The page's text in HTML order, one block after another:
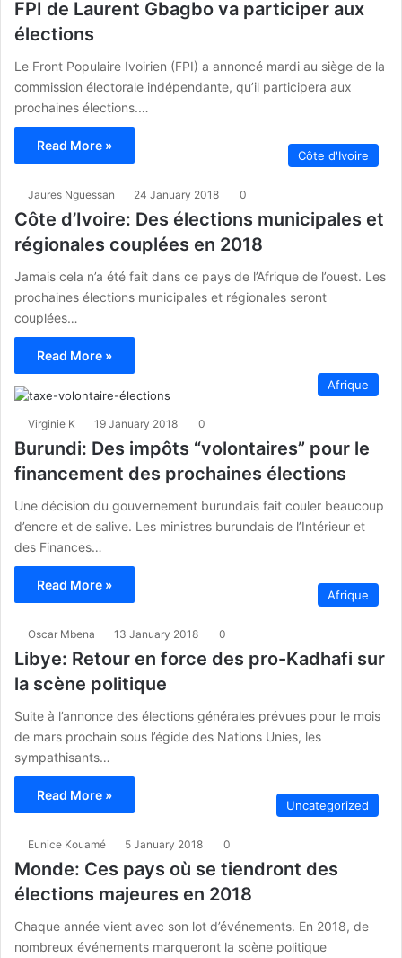
FPI de Laurent Gbagbo va participer aux
élections
Le Front Populaire Ivoirien (FPI) a annoncé mardi au siège de la
commission électorale indépendante, qu’il participera aux
prochaines élections.…
Read More »
Côte d'Ivoire
Jaures Nguessan 24 January 2018 0
Côte d’Ivoire: Des élections municipales et
régionales couplées en 2018
Jamais cela n’a été fait dans ce pays de l’Afrique de l’ouest. Les
prochaines élections municipales et régionales seront
couplées…
Read More »
Afrique
Virginie K 19 January 2018 0
Burundi: Des impôts “volontaires” pour le
financement des prochaines élections
Une décision du gouvernement burundais fait couler beaucoup
d’encre et de salive. Les ministres burundais de l’Intérieur et
des Finances…
Read More »
Afrique
Oscar Mbena 13 January 2018 0
Libye: Retour en force des pro-Kadhafi sur
la scène politique
Suite à l’annonce des élections générales prévues pour le mois
de mars prochain sous l’égide des Nations Unies, les
sympathisants…
Read More »
Uncategorized
Eunice Kouamé 5 January 2018 0
Monde: Ces pays où se tiendront des
élections majeures en 2018
Chaque année vient avec son lot d’événements. En 2018, de
nombreux événements marqueront la scène politique